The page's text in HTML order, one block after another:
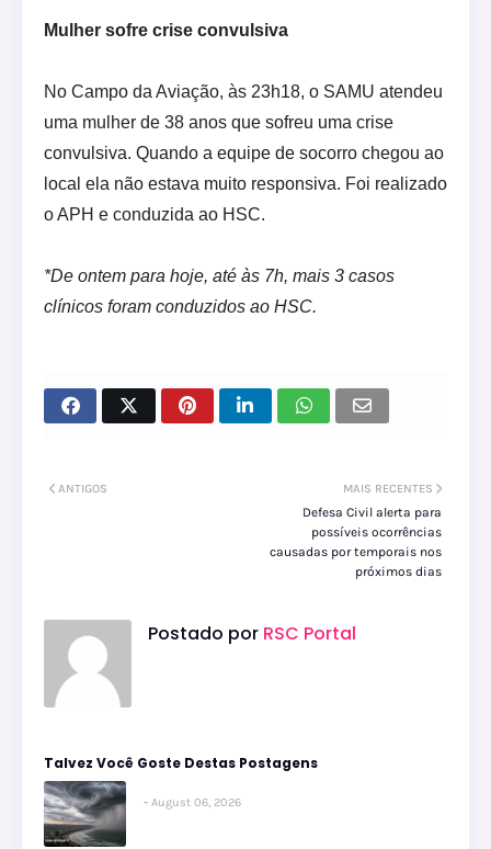
Mulher sofre crise convulsiva
No Campo da Aviação, às 23h18, o SAMU atendeu
uma mulher de 38 anos que sofreu uma crise
convulsiva. Quando a equipe de socorro chegou ao
local ela não estava muito responsiva. Foi realizado
o APH e conduzida ao HSC.
*De ontem para hoje, até às 7h, mais 3 casos
clínicos foram conduzidos ao HSC.
MAIS RECENTES
Defesa Civil alerta para
possíveis ocorrências
causadas por temporais nos
próximos dias
ANTIGOS
Postado por RSC Portal
Talvez Você Goste Destas Postagens
August 06, 2026